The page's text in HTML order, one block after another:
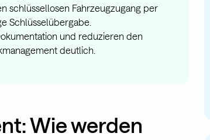
schlüssellosen Fahrzeugzugang per
Schlüsselübergabe.
und reduzieren den
deutlich.
Wie werden